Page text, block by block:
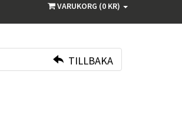
VARUKORG (0 KR)
TILLBAKA